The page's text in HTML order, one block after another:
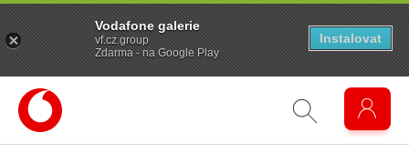
Vodafone galerie
vf.cz.group
Zdarma - na Google Play
Instalovat